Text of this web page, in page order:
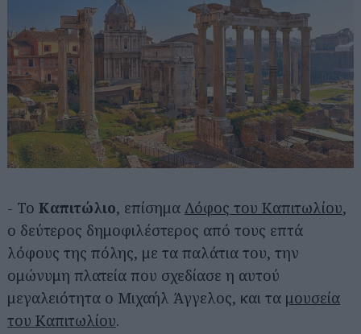
- Το Καπιτώλιο, επίσημα Λόφος του Καπιτωλίου,
ο δεύτερος δημοφιλέστερος από τους επτά
λόφους της πόλης, με τα παλάτια του, την
ομώνυμη πλατεία που σχεδίασε η αυτού
μεγαλειότητα ο Μιχαήλ Άγγελος, και τα μουσεία
του Καπιτωλίου.